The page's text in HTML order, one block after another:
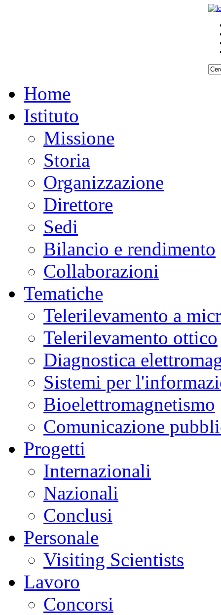
Home
Istituto
Missione
Storia
Organizzazione
Direttore
Sedi
Bilancio e rendimento
Collaborazioni
Tematiche
Telerilevamento a
Telerilevamento ottico
Diagnostica
Sistemi per
Bioelettromagnetismo
Comunicazione
Progetti
Internazionali
Nazionali
Conclusi
Personale
Visiting Scientists
Lavoro
Concorsi